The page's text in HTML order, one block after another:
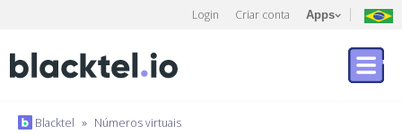
Login Criar conta Apps
Blacktel » Números virtuais